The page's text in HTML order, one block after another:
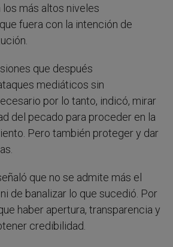
más altos niveles
fuera con la intención de
que después
mediáticos sin
por lo tanto, indicó, mirar
del pecado para proceder en la
Pero también proteger y dar
que no se admite más el
de banalizar lo que sucedió. Por
haber apertura, transparencia y
credibilidad.